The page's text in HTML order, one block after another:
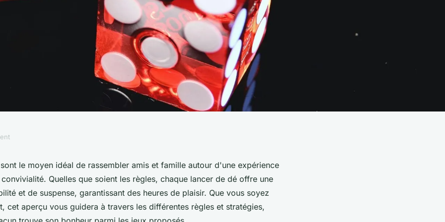
des jeux de dés
le moyen idéal de rassembler amis et famille autour d'une expérience
Quelles que soient les règles, chaque lancer de dé offre une
et de suspense, garantissant des heures de plaisir. Que vous soyez
cet aperçu vous guidera à travers les différentes règles et stratégies,